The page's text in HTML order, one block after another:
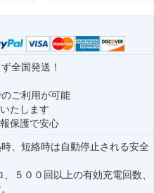
全国発送！
ご利用が可能
たします
保護で安心
、短絡時は自動停止される安全
５００回以上の有効充電回数、